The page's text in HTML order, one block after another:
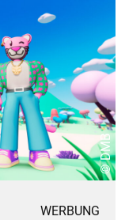
© DMB
WERBUNG